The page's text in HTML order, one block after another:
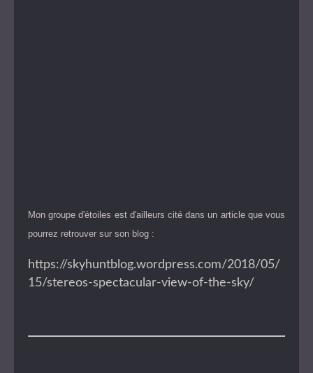
Mon groupe d'étoiles est d'ailleurs cité dans un article que vous
pourrez retrouver sur son blog :
https://skyhuntblog.wordpress.com/2018/05/
15/stereos-spectacular-view-of-the-sky/